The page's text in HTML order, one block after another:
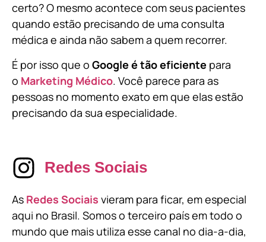
certo? O mesmo acontece com seus pacientes
quando estão precisando de uma consulta
médica e ainda não sabem a quem recorrer.
É por isso que o Google é tão eficiente para
o Marketing Médico. Você parece para as
pessoas no momento exato em que elas estão
precisando da sua especialidade.
Redes Sociais
As Redes Sociais vieram para ficar, em especial
aqui no Brasil. Somos o terceiro país em todo o
mundo que mais utiliza esse canal no dia-a-dia,